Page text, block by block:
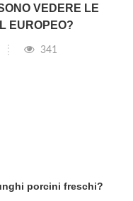
VEDERE LE
EUROPEO?
341
porcini freschi?